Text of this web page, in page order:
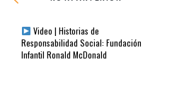
Video | Historias de
Responsabilidad Social: Fundación
Infantil Ronald McDonald